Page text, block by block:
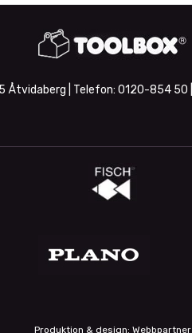
Åtvidaberg | Telefon: 0120-854 50
Produktion & design: Webbpartner